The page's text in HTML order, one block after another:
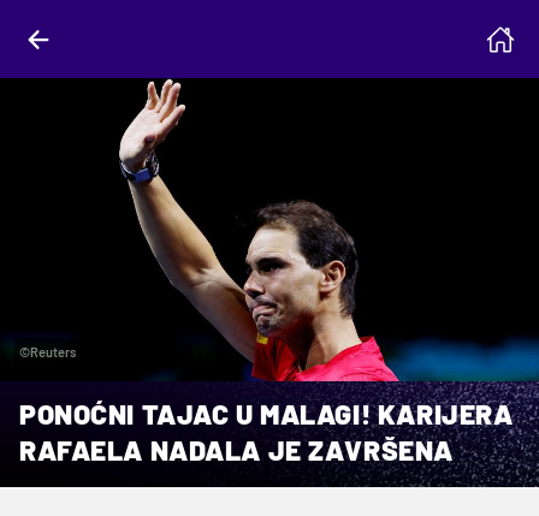
©Reuters
PONOĆNI TAJAC U MALAGI! KARIJERA
RAFAELA NADALA JE ZAVRŠENA